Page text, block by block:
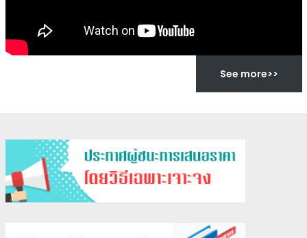
See more>>